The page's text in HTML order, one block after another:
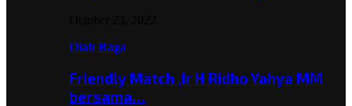
Olah Raga
Friendly Match ,Ir H Ridho Yahya MM
bersama…